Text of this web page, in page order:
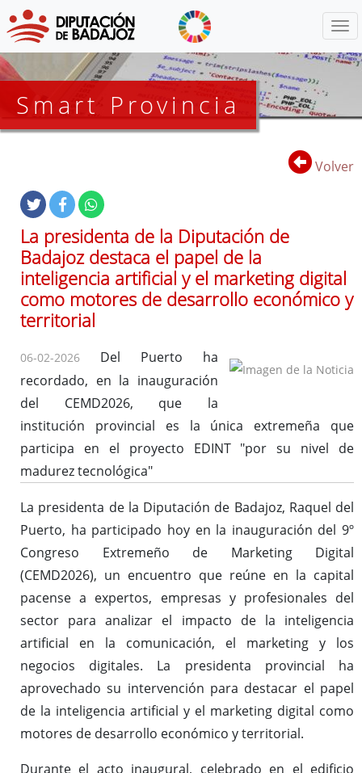
Smart Provincia
Volver
La presidenta de la Diputación de
Badajoz destaca el papel de la
inteligencia artificial y el marketing digital
como motores de desarrollo económico y
territorial
06-02-2026 Del Puerto ha
recordado, en la inauguración
del CEMD2026, que la
institución provincial es la única extremeña que
participa en el proyecto EDINT "por su nivel de
madurez tecnológica"
La presidenta de la Diputación de Badajoz, Raquel del
Puerto, ha participado hoy en la inauguración del 9º
Congreso Extremeño de Marketing Digital
(CEMD2026), un encuentro que reúne en la capital
pacense a expertos, empresas y profesionales del
sector para analizar el impacto de la inteligencia
artificial en la comunicación, el marketing y los
negocios digitales. La presidenta provincial ha
aprovechado su intervención para destacar el papel
de la inteligencia artificial y el marketing digital como
motores de desarrollo económico y territorial.
Durante el acto inaugural, celebrado en el edificio